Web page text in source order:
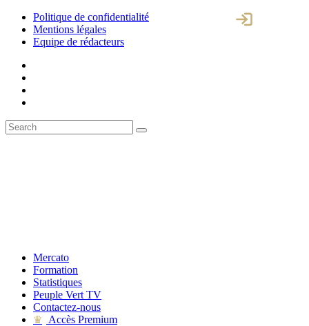
Politique de confidentialité
Mentions légales
Equipe de rédacteurs
Mercato
Formation
Statistiques
Peuple Vert TV
Contactez-nous
♛
Accès Premium